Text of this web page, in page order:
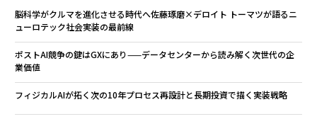
脳科学がクルマを進化させる時代へ――佐藤琢磨×デロイト トーマツが語るニ
ューロテック社会実装の最前線
ポストAI競争の鍵はGXにあり——データセンターから読み解く次世代の企
業価値
フィジカルAIが拓く次の10年――プロセス再設計と長期投資で描く実装戦略